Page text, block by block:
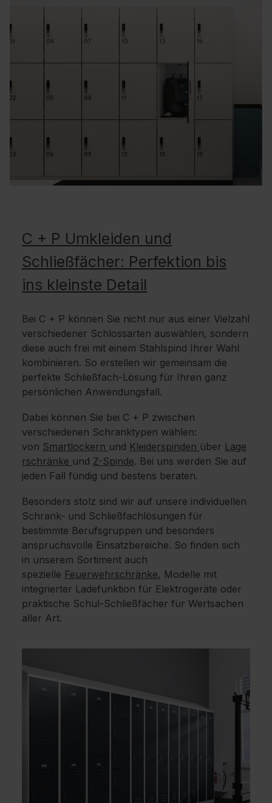
C + P Umkleiden und
Schließfächer: Perfektion bis
ins kleinste Detail
Bei C + P können Sie nicht nur aus einer Vielzahl
verschiedener Schlossarten auswählen, sondern
diese auch frei mit einem Stahlspind Ihrer Wahl
kombinieren. So erstellen wir gemeinsam die
perfekte Schließfach-Lösung für Ihren ganz
persönlichen Anwendungsfall.
Dabei können Sie bei C + P zwischen
verschiedenen Schranktypen wählen:
von Smartlockern und Kleiderspinden über Lage
rschränke und Z-Spinde. Bei uns werden Sie auf
jeden Fall fündig und bestens beraten.
Besonders stolz sind wir auf unsere individuellen
Schrank- und Schließfachlösungen für
bestimmte Berufsgruppen und besonders
anspruchsvolle Einsatzbereiche. So finden sich
in unserem Sortiment auch
spezielle Feuerwehrschränke, Modelle mit
integrierter Ladefunktion für Elektrogeräte oder
praktische Schul-Schließfächer für Wertsachen
aller Art.